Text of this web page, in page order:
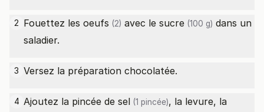
2 Fouettez les oeufs (2) avec le sucre (100 g) dans un
saladier.
3 Versez la préparation chocolatée.
4 Ajoutez la pincée de sel (1 pincée), la levure, la